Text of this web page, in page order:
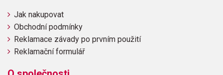
Jak nakupovat
Obchodní podmínky
Reklamace závady po prvním použití
Reklamační formulář